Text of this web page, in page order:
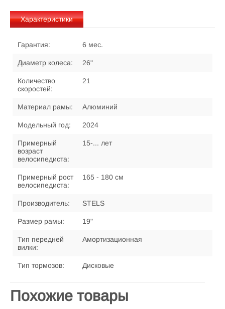
Характеристики
Гарантия: 6 мес.
Диаметр колеса: 26"
Количество
скоростей:
21
Материал рамы: Алюминий
Модельный год: 2024
Примерный
возраст
велосипедиста:
15-... лет
Примерный рост
велосипедиста:
165 - 180 см
Производитель: STELS
Размер рамы: 19"
Тип передней
вилки:
Амортизационная
Тип тормозов: Дисковые
Похожие товары